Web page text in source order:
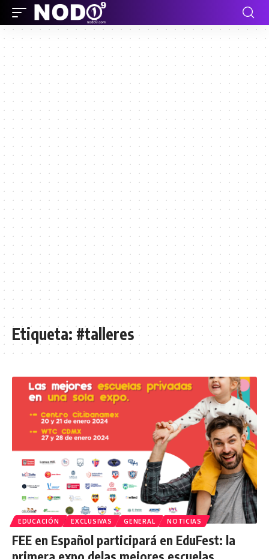
Etiqueta:#talleres
EDUCACIÓN EXCLUSIVAS GENERAL NOTICIAS
FEE en Español participará en EduFest: la